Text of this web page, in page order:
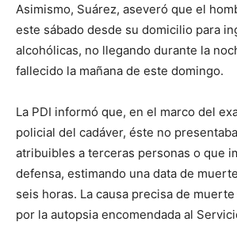
Asimismo, Suárez, aseveró que el
este sábado desde su domicilio para
alcohólicas, no llegando durante la
fallecido la mañana de este domingo.
La PDI informó que, en el marco del
policial del cadáver, éste no
atribuibles a terceras personas o que
defensa, estimando una data de
seis horas. La causa precisa de
por la autopsia encomendada al